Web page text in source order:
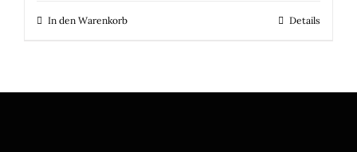
In den Warenkorb Details